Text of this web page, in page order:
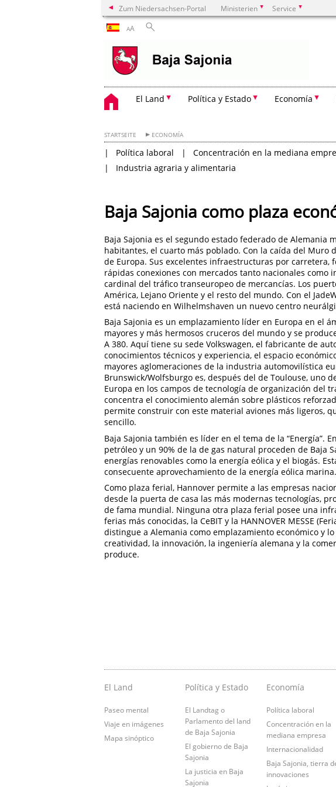
Zum Niedersachsen-Portal Ministerien Service
AA
El Land Política y Estado Economía
STARTSEITE ECONOMÍA
Política laboral Concentración en la mediana
Industria agraria y alimentaria
Baja Sajonia como plaza
Baja Sajonia es el segundo estado federado de Alemania
habitantes, el cuarto más poblado. Con la caída del Muro
de Europa. Sus excelentes infraestructuras por carretera,
rápidas conexiones con mercados tanto nacionales
cardinal del tráfico transeuropeo de mercancías. Los
América, Lejano Oriente y el resto del mundo. Con el
está naciendo en Wilhelmshaven un nuevo centro
Baja Sajonia es un emplazamiento líder en Europa en el
mayores y más hermosos cruceros del mundo y se
A 380. Aquí tiene su sede Volkswagen, el fabricante de
conocimientos técnicos y experiencia, el espacio
mayores aglomeraciones de la industria automovilística
Brunswick/Wolfsburgo es, después del de Toulouse, uno
Europa en los campos de tecnología de organización del
concentra el conocimiento alemán sobre plásticos
permite construir con este material aviones más ligeros,
sencillo.
Baja Sajonia también es líder en el tema de la “Energía”.
petróleo y un 90% de la de gas natural proceden de Baja
energías renovables como la energía eólica y el biogás.
consecuente aprovechamiento de la energía eólica marina.
Como plaza ferial, Hannover permite a las empresas
desde la puerta de casa las más modernas tecnologías,
de fama mundial. Ninguna otra plaza ferial posee una
ferias más conocidas, la CeBIT y la HANNOVER MESSE
distingue a Alemania como emplazamiento económico y
creatividad, la innovación, la ingeniería alemana y la
produce.
El Land
Paseo mental
Viaje en imágenes
Mapa sinóptico
Política y Estado
El Landtag o
Parlamento del land
de Baja Sajonia
El gobierno de Baja
Sajonia
La justicia en Baja
Sajonia
Economía
Política laboral
Concentración en la
mediana empresa
Internacionalidad
Baja Sajonia, tierra
innovaciones